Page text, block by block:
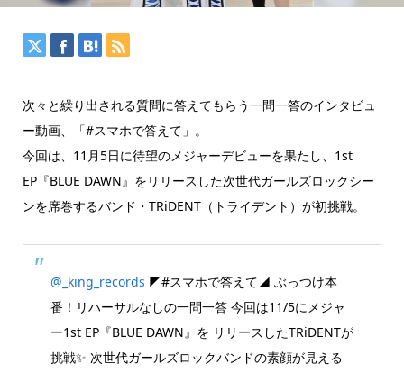
次々と繰り出される質問に答えてもらう一問一答のインタビュ
ー動画、「#スマホで答えて」。
今回は、11月5日に待望のメジャーデビューを果たし、1st
EP『BLUE DAWN』をリリースした次世代ガールズロックシー
ンを席巻するバンド・TRiDENT（トライデント）が初挑戦。
@_king_records ◤#スマホで答えて◢ ぶっつけ本
番！リハーサルなしの一問一答 今回は11/5にメジャ
ー1st EP『BLUE DAWN』を リリースしたTRiDENTが
挑戦✨ 次世代ガールズロックバンドの素顔が見える